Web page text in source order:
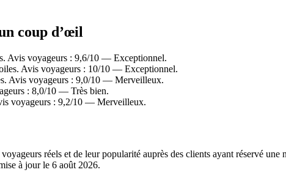
coup d’œil
Avis voyageurs : 9,6/10 — Exceptionnel.
Avis voyageurs : 10/10 — Exceptionnel.
Avis voyageurs : 9,0/10 — Merveilleux.
: 8,0/10 — Très bien.
voyageurs : 9,2/10 — Merveilleux.
réels et de leur popularité auprès des clients ayant réservé
à jour le 6 août 2026.